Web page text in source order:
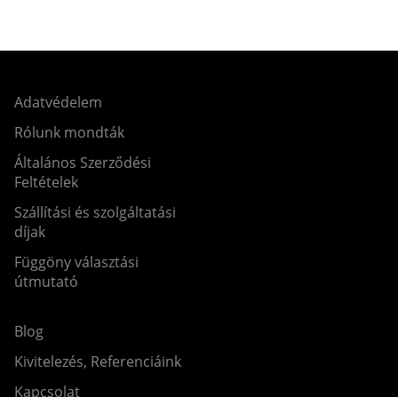
Adatvédelem
Rólunk mondták
Általános Szerződési
Feltételek
Szállítási és szolgáltatási
díjak
Függöny választási
útmutató
Blog
Kivitelezés, Referenciáink
Kapcsolat